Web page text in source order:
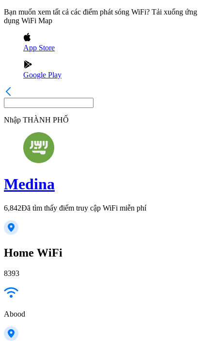
Bạn muốn xem tất cả các điểm phát sóng WiFi? Tải xuống ứng
dụng WiFi Map
App Store
Google Play
Nhập THÀNH PHỐ
Medina
6,842Đã tìm thấy điểm truy cập WiFi miễn phí
Home WiFi
8393
Abood